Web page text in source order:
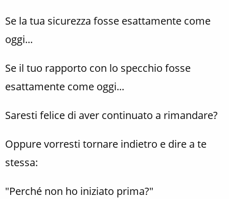
Se la tua sicurezza fosse esattamente come
oggi...
Se il tuo rapporto con lo specchio fosse
esattamente come oggi...
Saresti felice di aver continuato a rimandare?
Oppure vorresti tornare indietro e dire a te
stessa:
"Perché non ho iniziato prima?"